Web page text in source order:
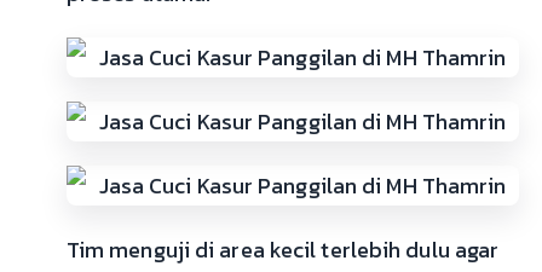
Tim menguji di area kecil terlebih dulu agar